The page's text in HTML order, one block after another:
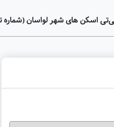
اسکن های شهر لواسان (شماره